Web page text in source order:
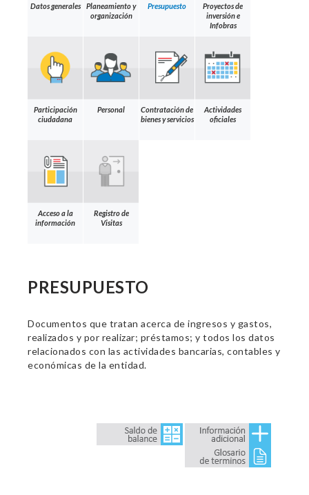
Datos generales
Planeamiento y
organización
Presupuesto
Proyectos de
inversión e
Infobras
Participación
ciudadana
Personal
Contratación de
bienes y servicios
Actividades
oficiales
Acceso a la
información
Registro de
Visitas
PRESUPUESTO
Documentos que tratan acerca de ingresos y gastos,
realizados y por realizar; préstamos; y todos los datos
relacionados con las actividades bancarias, contables y
económicas de la entidad.